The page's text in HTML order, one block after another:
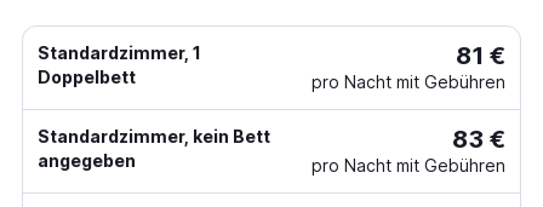
Standardzimmer, 1
Doppelbett
81 €
pro Nacht mit Gebühren
Standardzimmer, kein Bett
angegeben
83 €
pro Nacht mit Gebühren